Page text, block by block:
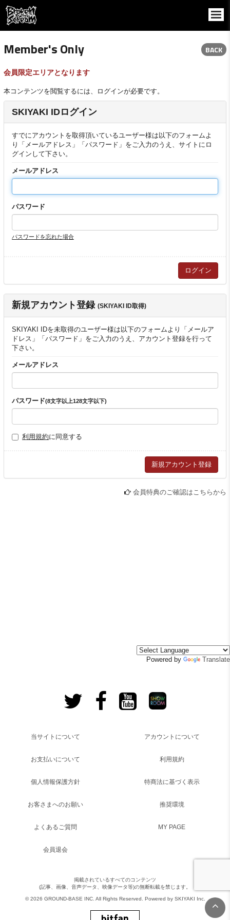
Member's Only BACK
会員限定エリアとなります
本コンテンツを閲覧するには、ログインが必要です。
SKIYAKI IDログイン
すでにアカウントを取得頂いているユーザー様は以下のフォームよ
り「メールアドレス」「パスワード」をご入力のうえ、サイトにロ
グインして下さい。
メールアドレス
パスワード
パスワードを忘れた場合
新規アカウント登録 (SKIYAKI ID取得)
SKIYAKI IDを未取得のユーザー様は以下のフォームより「メールア
ドレス」「パスワード」をご入力のうえ、アカウント登録を行って
下さい。
メールアドレス
パスワード(8文字以上128文字以下)
利用規約に同意する
会員特典のご確認はこちらから
Powered by Translate
当サイトについて アカウントについて
お支払いについて 利用規約
個人情報保護方針 特商法に基づく表示
お客さまへのお願い 推奨環境
よくあるご質問 MY PAGE
会員退会
掲載されているすべてのコンテンツ
(記事、画像、音声データ、映像データ等)の無断転載を禁じます。
© 2026 GROUND-BASE INC. All Rights Reserved. Powered by SKIYAKI Inc.